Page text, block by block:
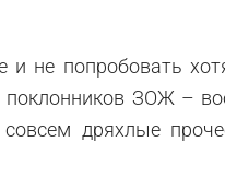
и не попробовать
ЗОЖ –
дряхлые